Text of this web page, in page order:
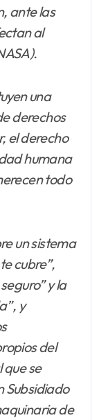
ante las
al
una
derechos
el derecho
humana
todo
un sistema
cubre”,
y la
y
del
que se
Subsidiado
de